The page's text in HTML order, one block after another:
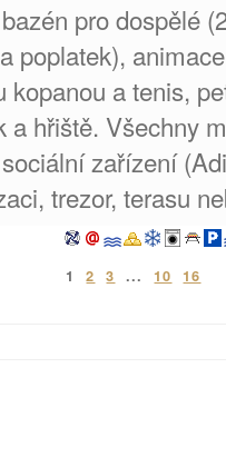
pro dospělé
poplatek),
kopanou a tenis,
a hřiště. Všechny
zařízení
trezor, terasu
1 2 3 ... 10 16